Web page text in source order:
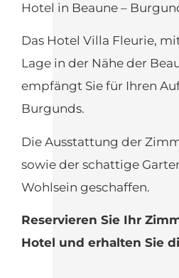
Hotel in Beaune –
Das Hotel Villa Fleurie,
Lage in der Nähe der
empfängt Sie für Ihren
Burgunds.
Die Ausstattung der
sowie der schattige
Wohlsein geschaffen.
Reservieren Sie Ihr
Hotel und erhalten Sie